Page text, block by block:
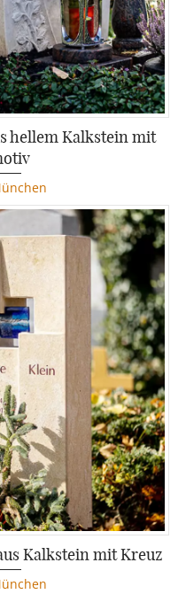
hellem Kalkstein mit
Kalkstein mit Kreuz